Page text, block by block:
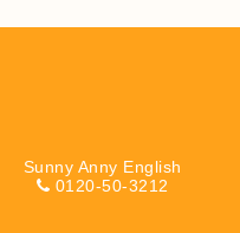
Sunny Anny English
0120-50-3212